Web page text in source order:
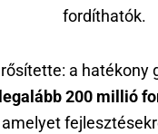
fordíthatók.
a hatékony
200 millió
amelyet